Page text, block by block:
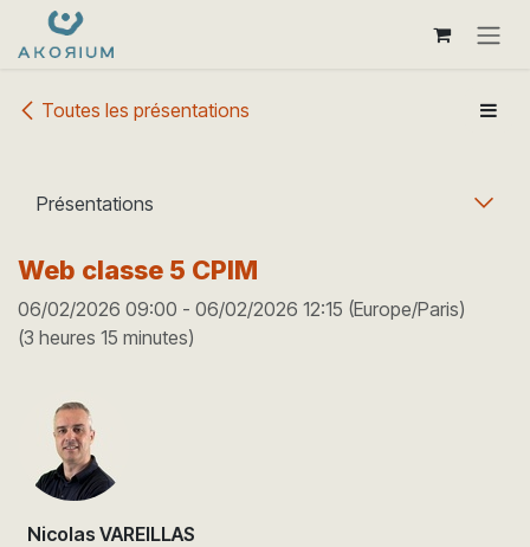
Se rendre au contenu
Toutes les présentations
Présentations
Web classe 5 CPIM
06/02/2026 09:00 - 06/02/2026 12:15 (Europe/Paris)
(3 heures 15 minutes)
Nicolas VAREILLAS